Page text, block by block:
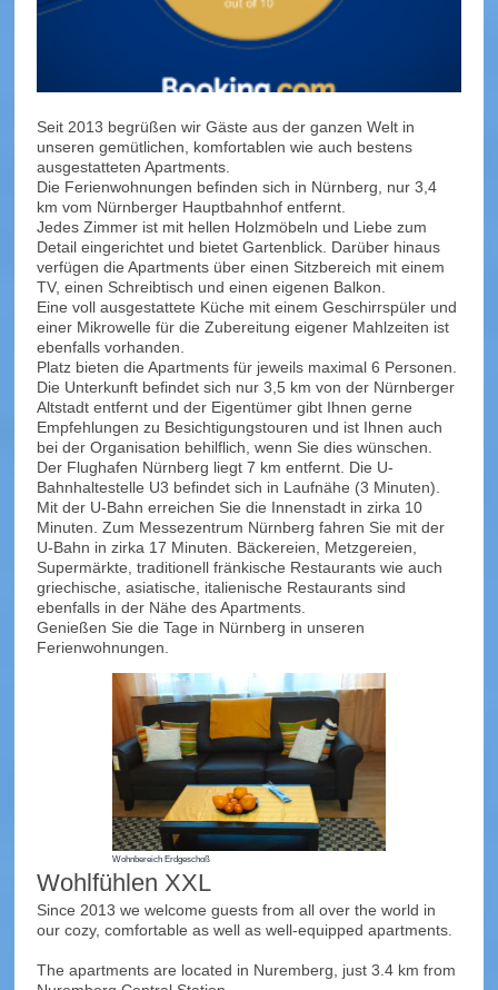
Seit 2013 begrüßen wir Gäste aus der ganzen Welt in
unseren gemütlichen, komfortablen wie auch bestens
ausgestatteten Apartments.
Die Ferienwohnungen befinden sich in Nürnberg, nur 3,4
km vom Nürnberger Hauptbahnhof entfernt.
Jedes Zimmer ist mit hellen Holzmöbeln und Liebe zum
Detail eingerichtet und bietet Gartenblick. Darüber hinaus
verfügen die Apartments über einen Sitzbereich mit einem
TV, einen Schreibtisch und einen eigenen Balkon.
Eine voll ausgestattete Küche mit einem Geschirrspüler und
einer Mikrowelle für die Zubereitung eigener Mahlzeiten ist
ebenfalls vorhanden.
Platz bieten die Apartments für jeweils maximal 6 Personen.
Die Unterkunft befindet sich nur 3,5 km von der Nürnberger
Altstadt entfernt und der Eigentümer gibt Ihnen gerne
Empfehlungen zu Besichtigungstouren und ist Ihnen auch
bei der Organisation behilflich, wenn Sie dies wünschen.
Der Flughafen Nürnberg liegt 7 km entfernt. Die U-
Bahnhaltestelle U3 befindet sich in Laufnähe (3 Minuten).
Mit der U-Bahn erreichen Sie die Innenstadt in zirka 10
Minuten. Zum Messezentrum Nürnberg fahren Sie mit der
U-Bahn in zirka 17 Minuten. Bäckereien, Metzgereien,
Supermärkte, traditionell fränkische Restaurants wie auch
griechische, asiatische, italienische Restaurants sind
ebenfalls in der Nähe des Apartments.
Genießen Sie die Tage in Nürnberg in unseren
Ferienwohnungen.
Wohnbereich Erdgeschoß
Wohlfühlen XXL
Since 2013 we welcome guests from all over the world in
our cozy, comfortable as well as well-equipped apartments.
The apartments are located in Nuremberg, just 3.4 km from